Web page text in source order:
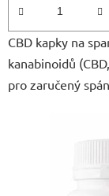
5
hvězdiček.
CBD kapky na
kanabinoidů
pro zaručený